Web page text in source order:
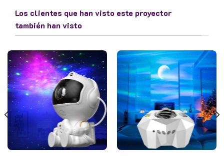
Los clientes que han visto este proyector
también han visto